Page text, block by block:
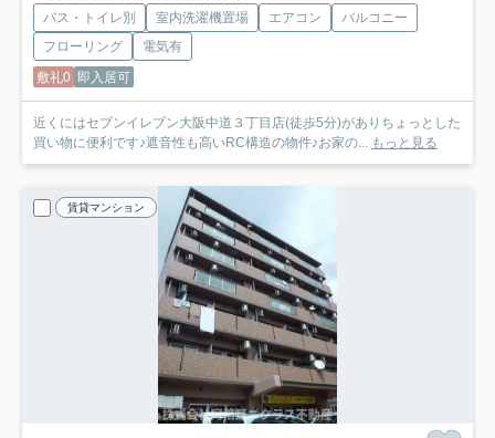
バス・トイレ別 室内洗濯機置場 エアコン
バルコニー
フローリング
電気有
敷礼0 即入居可
近くにはセブンイレブン大阪中道３丁目店(徒歩5分)がありちょっとした
買い物に便利です♪遮音性も高いRC構造の物件♪お家の... もっと見る
賃貸マンション